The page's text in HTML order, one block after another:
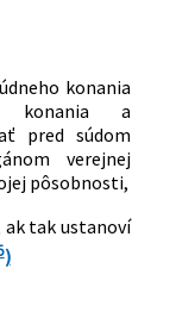
93/2022 Z. z. o
v oblasti
a služieb
mimoriadnej
stavu alebo
v
prílevom
Slovenskej
ozbrojeným
v znení
konania
konania a
pred súdom
verejnej
pôsobnosti,
ak tak ustanoví
)